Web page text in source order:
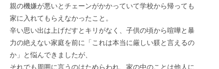
親の機嫌が悪いとチェーンがかかっていて学校から帰っても
家に入れてもらえなかったこと。
辛い思い出は上げだすとキリがなく、子供の頃から喧嘩と暴
力の絶えない家庭を前に「これは本当に厳しい躾と言えるの
か」と悩んできましたが、
それでも周囲に言うのはためらわれ、家の中のことは他人に